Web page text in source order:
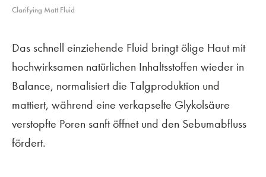
Clarifying Matt Fluid
Das schnell einziehende Fluid bringt ölige Haut mit
hochwirksamen natürlichen Inhaltsstoffen wieder in
Balance, normalisiert die Talgproduktion und
mattiert, während eine verkapselte Glykolsäure
verstopfte Poren sanft öffnet und den Sebumabfluss
fördert.